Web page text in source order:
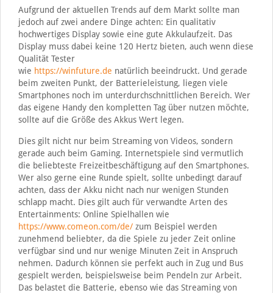
Aufgrund der aktuellen Trends auf dem Markt sollte man
jedoch auf zwei andere Dinge achten: Ein qualitativ
hochwertiges Display sowie eine gute Akkulaufzeit. Das
Display muss dabei keine 120 Hertz bieten, auch wenn diese
Qualität Tester
wie https://winfuture.de natürlich beeindruckt. Und gerade
beim zweiten Punkt, der Batterieleistung, liegen viele
Smartphones noch im unterdurchschnittlichen Bereich. Wer
das eigene Handy den kompletten Tag über nutzen möchte,
sollte auf die Größe des Akkus Wert legen.
Dies gilt nicht nur beim Streaming von Videos, sondern
gerade auch beim Gaming. Internetspiele sind vermutlich
die beliebteste Freizeitbeschäftigung auf den Smartphones.
Wer also gerne eine Runde spielt, sollte unbedingt darauf
achten, dass der Akku nicht nach nur wenigen Stunden
schlapp macht. Dies gilt auch für verwandte Arten des
Entertainments: Online Spielhallen wie
https://www.comeon.com/de/zum Beispiel werden
zunehmend beliebter, da die Spiele zu jeder Zeit online
verfügbar sind und nur wenige Minuten Zeit in Anspruch
nehmen. Dadurch können sie perfekt auch in Zug und Bus
gespielt werden, beispielsweise beim Pendeln zur Arbeit.
Das belastet die Batterie, ebenso wie das Streaming von